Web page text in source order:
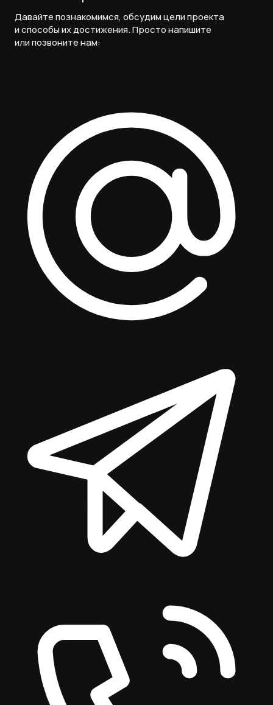
Давайте познакомимся, обсудим цели проекта
и способы их достижения. Просто напишите
или позвоните нам: